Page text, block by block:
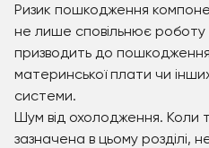
Ризик пошкодження
не лише сповільнює
призводить до
материнської плати чи
системи.
Шум від охолодження. Коли
зазначена в цьому розділі,